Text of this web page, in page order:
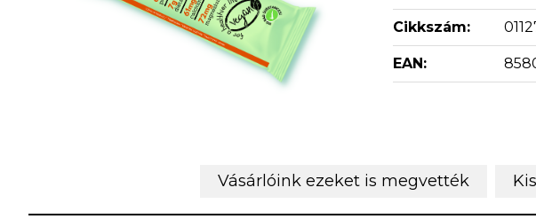
Cikkszám:
EAN:
Vásárlóink ezeket is megvették